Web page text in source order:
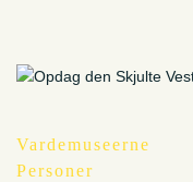
Vardemuseerne
Personer